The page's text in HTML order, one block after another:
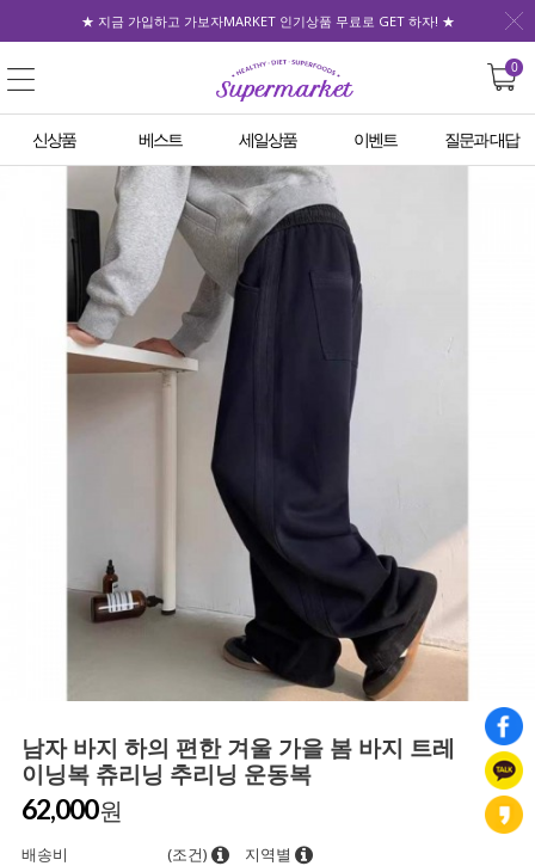
★ 지금 가입하고 가보자MARKET 인기상품 무료로 GET 하자! ★
0
신상품 베스트 세일상품 이벤트 질문과 대답
남자 바지 하의 편한 겨울 가을 봄 바지 트레
이닝복 츄리닝 추리닝 운동복
62,000원
배송비 (조건) 지역별